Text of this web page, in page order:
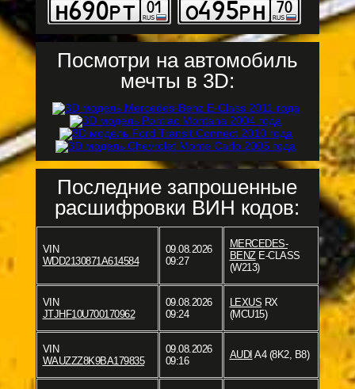
Посмотри на автомобиль
мечты в 3D:
Последние запрошенные
расшифровки ВИН кодов:
VIN
WDD2130871A614584
09.08.2026
09:27
MERCEDES-
BENZE-CLASS
(W213)
VIN
JTJHF10U700170962
09.08.2026
09:24
LEXUS RX
(MCU15)
VIN
WAUZZZ8K9BA179835
09.08.2026
09:16
AUDI A4 (8K2, B8)